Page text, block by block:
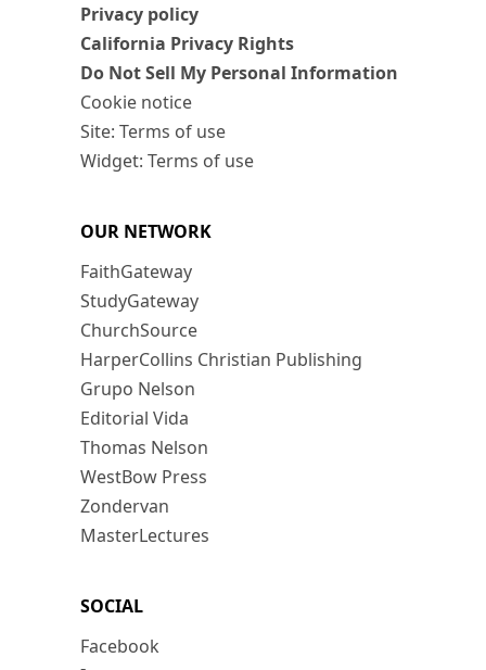
Privacy policy
California Privacy Rights
Do Not Sell My Personal Information
Cookie notice
Site: Terms of use
Widget: Terms of use
OUR NETWORK
FaithGateway
StudyGateway
ChurchSource
HarperCollins Christian Publishing
Grupo Nelson
Editorial Vida
Thomas Nelson
WestBow Press
Zondervan
MasterLectures
SOCIAL
Facebook